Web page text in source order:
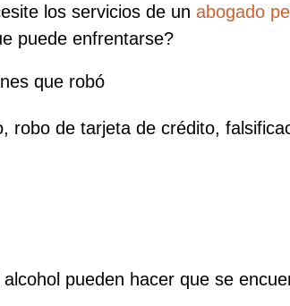
los servicios de un abogado
puede enfrentarse?
que robó
robo de tarjeta de crédito,
pueden hacer que se